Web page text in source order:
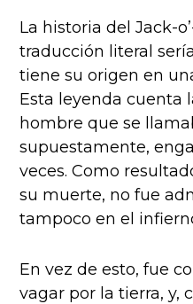
La historia del Jack-
traducción literal
tiene su origen en
Esta leyenda cuenta
hombre que se
supuestamente,
veces. Como
su muerte, no fue
tampoco en el
En vez de esto, fue
vagar por la tierra, y,